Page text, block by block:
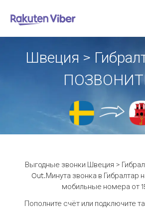
Швеция >
Выгодные звонки Швеция >
Out.Минута звонка в Гибралтар
мобильные номера от
Пополните счёт или подключите